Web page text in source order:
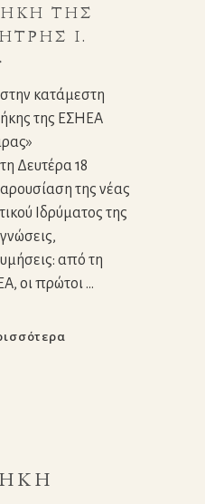
ΤΗΣ
Ι.
κατάμεστη
της ΕΣΗΕΑ
Δευτέρα 18
της νέας
Ιδρύματος της
από τη
oι πρώτοι